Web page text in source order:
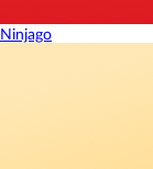
Ninjago